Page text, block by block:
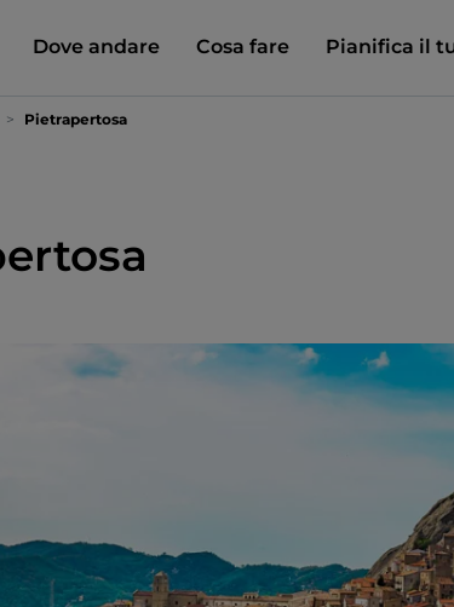
Dove andare Cosa fare Pianifica il
Pietrapertosa